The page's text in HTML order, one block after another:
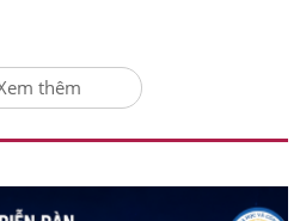
thêm